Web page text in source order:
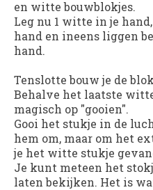
en witte bouwblokjes.
Leg nu 1 witte in je
hand en ineens liggen
hand.
Tenslotte bouw je de
Behalve het laatste
magisch op "gooien".
Gooi het stukje in de
hem om, maar om het
je het witte stukje
Je kunt meteen het
laten bekijken. Het is